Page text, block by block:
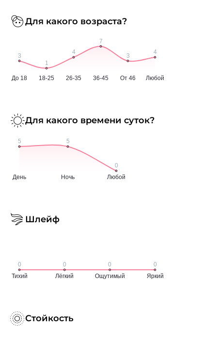
Для какого возраста?
Для какого времени суток?
Шлейф
Стойкость